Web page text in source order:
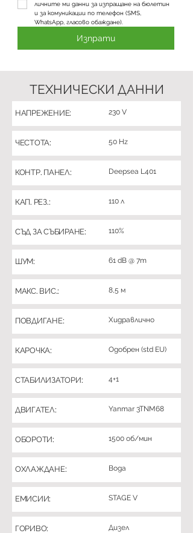
личните ми данни за изпращане на бюлетин
и за комуникации по телефон (SMS,
WhatsApp, гласово обаждане).
Изпрати
ТЕХНИЧЕСКИ ДАННИ
НАПРЕЖЕНИЕ: 230 V
ЧЕСТОТА: 50 Hz
КОНТР. ПАНЕЛ: Deepsea L401
КАП. РЕЗ.: 110 л
СЪД ЗА СЪБИРАНЕ: 110%
ШУМ: 61 dB @ 7m
МАКС. ВИС.: 8,5 м
ПОВДИГАНЕ: Хидравлично
КАРОЧКА: Одобрен (std EU)
СТАБИЛИЗАТОРИ: 4+1
ДВИГАТЕЛ: Yanmar 3TNM68
ОБОРОТИ: 1500 об/мин
ОХЛАЖДАНЕ: Вода
ЕМИСИИ: STAGE V
ГОРИВО: Дизел